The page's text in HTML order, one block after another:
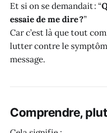
Et si on se demandait : “
essaie de me dire ?”
Car c’est là que tout
lutter contre le
message.
Comprendre,